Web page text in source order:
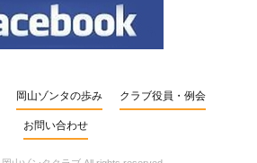
岡山ゾンタの歩み クラブ役員・例会
お問い合わせ